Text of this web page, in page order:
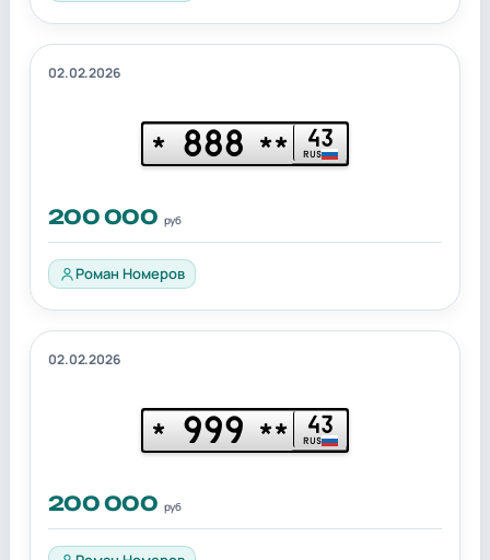
02.02.2026
* 888 ** 43
RUS
200 000 руб
Роман Номеров
02.02.2026
* 999 ** 43
RUS
200 000 руб